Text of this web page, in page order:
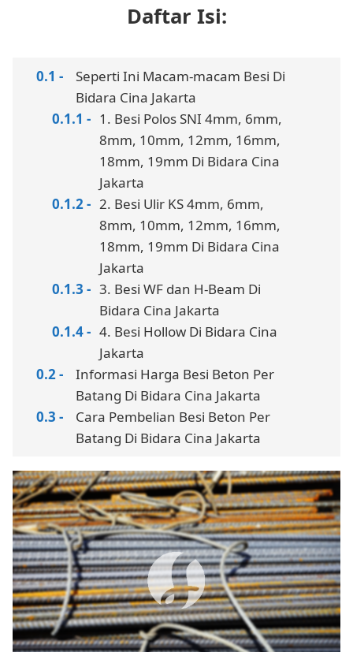
Daftar Isi:
Seperti Ini Macam-macam Besi Di
Bidara Cina Jakarta
1. Besi Polos SNI 4mm, 6mm,
8mm, 10mm, 12mm, 16mm,
18mm, 19mm Di Bidara Cina
Jakarta
2. Besi Ulir KS 4mm, 6mm,
8mm, 10mm, 12mm, 16mm,
18mm, 19mm Di Bidara Cina
Jakarta
3. Besi WF dan H-Beam Di
Bidara Cina Jakarta
4. Besi Hollow Di Bidara Cina
Jakarta
Informasi Harga Besi Beton Per
Batang Di Bidara Cina Jakarta
Cara Pembelian Besi Beton Per
Batang Di Bidara Cina Jakarta